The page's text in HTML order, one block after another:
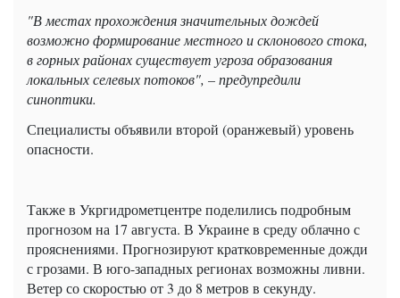
"В местах прохождения значительных дождей
возможно формирование местного и склонового стока,
в горных районах существует угроза образования
локальных селевых потоков", – предупредили
синоптики.
Специалисты объявили второй (оранжевый) уровень
опасности.
Также в Укргидрометцентре поделились подробным
прогнозом на 17 августа. В Украине в среду облачно с
прояснениями. Прогнозируют кратковременные дожди
с грозами. В юго-западных регионах возможны ливни.
Ветер со скоростью от 3 до 8 метров в секунду.